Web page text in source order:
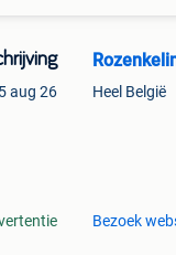
5 aug 26 Heel België
Bezoek